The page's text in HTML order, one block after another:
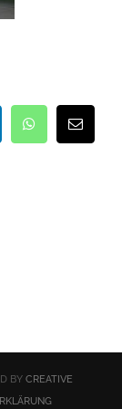
WhatsApp
E-
Mail
BY CREATIVE